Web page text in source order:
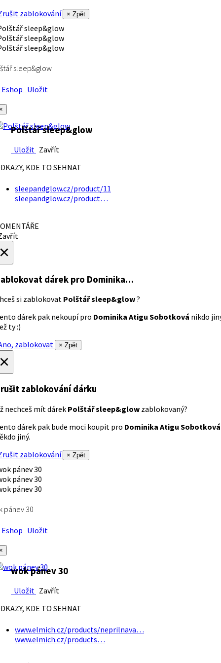
zablokování
× Zpět
sleep&glow
Uložit
Polštář sleep&glow
Uložit Zavřít
KDE TO SEHNAT
sleepandglow.cz/product/11
sleepandglow.cz/product…
dárek pro Dominika…
si zablokovat Polštář sleep&glow?
dárek pak nekoupí pro Dominika Atigu Sobotková nikdo
ty :)
zablokovat
× Zpět
zablokování dárku
nechceš mít dárek Polštář sleep&glow zablokovaný?
dárek pak bude moci koupit pro Dominika Atigu Sobotková
jiný.
zablokování
× Zpět
pánev 30
Uložit
wok pánev 30
Uložit Zavřít
KDE TO SEHNAT
www.elmich.cz/products/neprilnava…
www.elmich.cz/products…